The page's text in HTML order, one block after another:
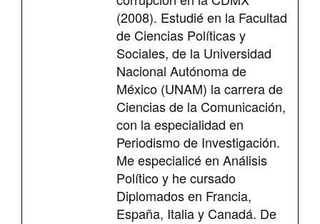
(2008). Estudié en la Facultad
de Ciencias Políticas y
Sociales, de la Universidad
Nacional Autónoma de
México (UNAM) la carrera de
Ciencias de la Comunicación,
con la especialidad en
Periodismo de Investigación.
Me especialicé en Análisis
Político y he cursado
Diplomados en Francia,
España, Italia y Canadá. De